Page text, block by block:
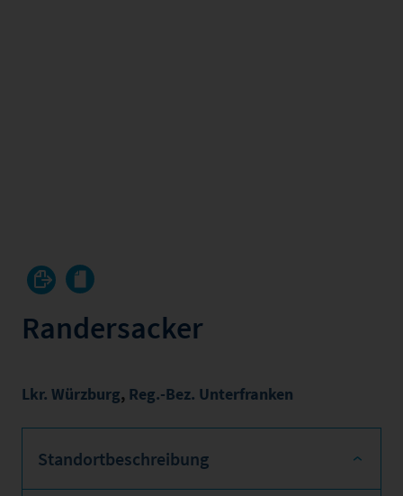
Randersacker
Lkr. Würzburg, Reg.-Bez. Unterfranken
Standortbeschreibung